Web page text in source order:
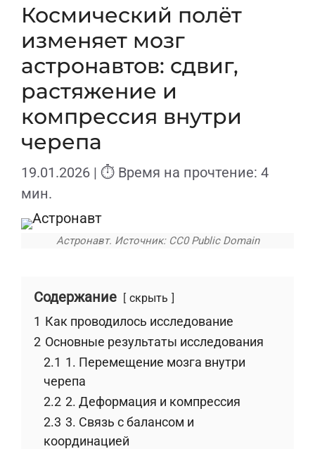
Космический полёт
изменяет мозг
астронавтов: сдвиг,
растяжение и
компрессия внутри
черепа
19.01.2026 | ⏱ Время на прочтение: 4
мин.
Астронавт. Источник: CC0 Public Domain
Содержание скрыть
1 Как проводилось исследование
2 Основные результаты исследования
2.1 1. Перемещение мозга внутри
черепа
2.2 2. Деформация и компрессия
2.3 3. Связь с балансом и
координацией